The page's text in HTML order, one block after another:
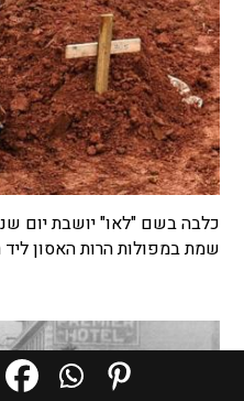
כלבה בשם "לאו" יושבת יום
שמת במפולות הרות האסון ליד ריו